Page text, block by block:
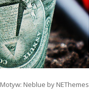
Motyw: Neblue by NEThemes